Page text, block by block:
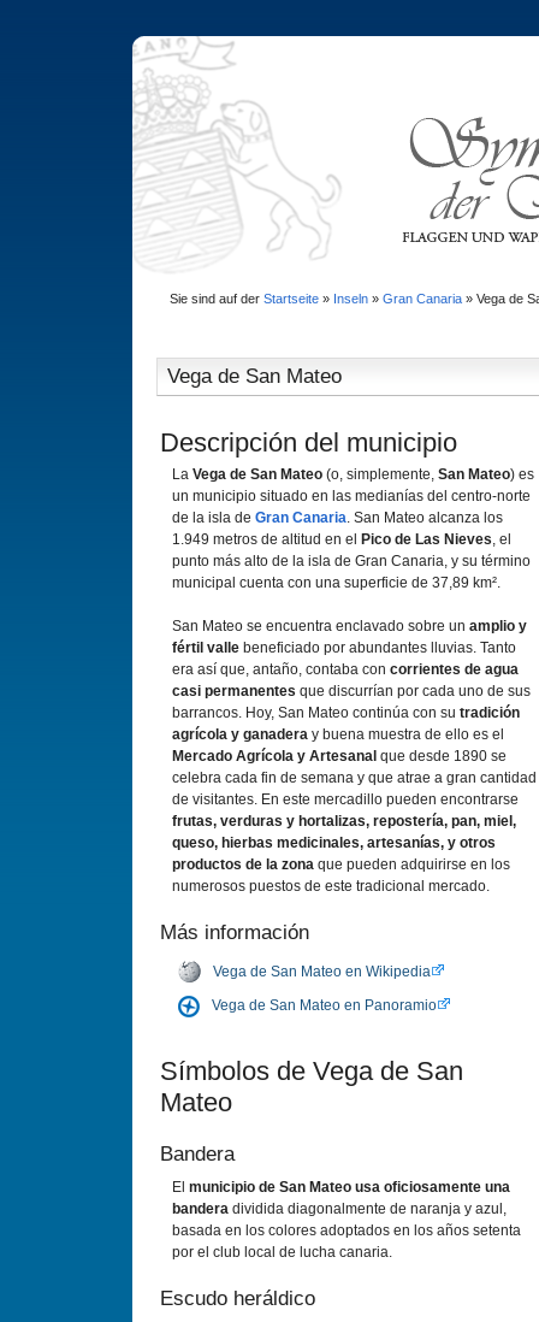
Sie sind auf der Startseite» Inseln» Gran Canaria» Vega de
Vega de San Mateo
Descripción del municipio
La Vega de San Mateo (o, simplemente, San Mateo) es
un municipio situado en las medianías del centro-norte
de la isla de Gran Canaria. San Mateo alcanza los
1.949 metros de altitud en el
Pico de Las Nieves, el
punto más alto de la isla de Gran Canaria, y su término
municipal cuenta con una superficie de 37,89 km².
San Mateo se encuentra enclavado sobre un amplio y
fértil valle beneficiado por abundantes lluvias. Tanto
era así que, antaño, contaba con corrientes de agua
casi permanentes que discurrían por cada uno de sus
barrancos. Hoy, San Mateo continúa con su tradición
agrícola y ganadera y buena muestra de ello es el
Mercado Agrícola y Artesanal que desde 1890 se
celebra cada fin de semana y que atrae a gran cantidad
de visitantes. En este mercadillo pueden encontrarse
frutas, verduras y hortalizas, repostería, pan, miel,
queso, hierbas medicinales, artesanías, y otros
productos de la zona que pueden adquirirse en los
numerosos puestos de este tradicional mercado.
Más información
Vega de San Mateo en Wikipedia
Vega de San Mateo en Panoramio
Símbolos de Vega de San
Mateo
Bandera
El municipio de San Mateo usa oficiosamente una
bandera dividida diagonalmente de naranja y azul,
basada en los colores adoptados en los años setenta
por el club local de lucha canaria.
Escudo heráldico